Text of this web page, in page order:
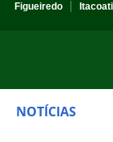
Figueiredo
NOTÍCIAS